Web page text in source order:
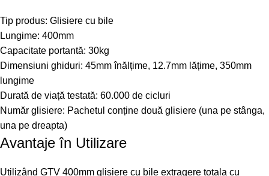
Tip produs: Glisiere cu bile
Lungime: 400mm
Capacitate portantă: 30kg
Dimensiuni ghiduri: 45mm înălțime, 12.7mm lățime, 350mm
lungime
Durată de viață testată: 60.000 de cicluri
Număr glisiere: Pachetul conține două glisiere (una pe stânga,
una pe dreapta)
Avantaje în Utilizare
Utilizând GTV 400mm glisiere cu bile extragere totala cu